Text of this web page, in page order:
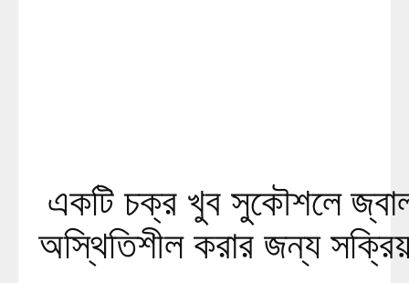
একটি চক্র খুব সুকৌশলে
অস্থিতিশীল করার জন্য